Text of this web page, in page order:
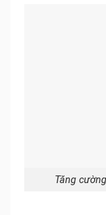
Tăng